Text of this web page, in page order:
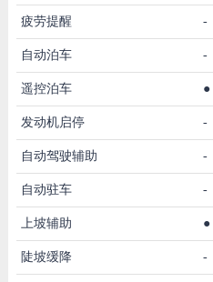
疲劳提醒 -
自动泊车 -
遥控泊车 ●
发动机启停 -
自动驾驶辅助 -
自动驻车 -
上坡辅助 ●
陡坡缓降 -